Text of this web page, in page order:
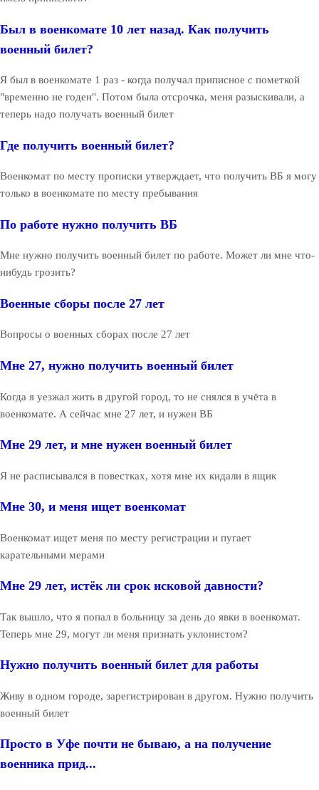
Был в военкомате 10 лет назад. Как получить
военный билет?
Я был в военкомате 1 раз - когда получал приписное с пометкой
"временно не годен". Потом была отсрочка, меня разыскивали, а
теперь надо получать военный билет
Где получить военный билет?
Военкомат по месту прописки утверждает, что получить ВБ я могу
только в военкомате по месту пребывания
По работе нужно получить ВБ
Мне нужно получить военный билет по работе. Может ли мне что-
нибудь грозить?
Военные сборы после 27 лет
Вопросы о военных сборах после 27 лет
Мне 27, нужно получить военный билет
Когда я уезжал жить в другой город, то не снялся в учёта в
военкомате. А сейчас мне 27 лет, и нужен ВБ
Мне 29 лет, и мне нужен военный билет
Я не расписывался в повестках, хотя мне их кидали в ящик
Мне 30, и меня ищет военкомат
Военкомат ищет меня по месту регистрации и пугает
карательными мерами
Мне 29 лет, истёк ли срок исковой давности?
Так вышло, что я попал в больницу за день до явки в военкомат.
Теперь мне 29, могут ли меня признать уклонистом?
Нужно получить военный билет для работы
Живу в одном городе, зарегистрирован в другом. Нужно получить
военный билет
Просто в Уфе почти не бываю, а на получение
военника прид...